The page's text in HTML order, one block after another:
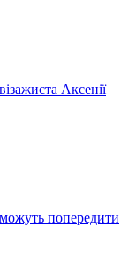
Аксенії
попередити